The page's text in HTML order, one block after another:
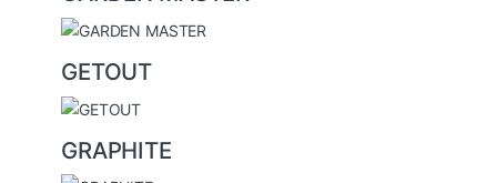
GETOUT
GRAPHITE